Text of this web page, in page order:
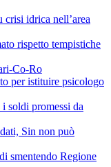
idrica nell’area
rispetto tempistiche
Co-Ro
per istituire psicologo
soldi promessi da
Sin non può
smentendo Regione